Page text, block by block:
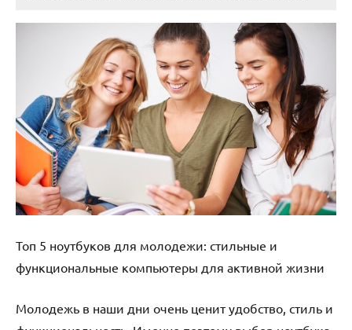
Топ 5 ноутбуков для молодежи: стильные и
функциональные компьютеры для активной жизни
Молодежь в наши дни очень ценит удобство, стиль и